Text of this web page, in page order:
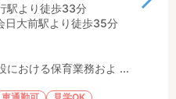
駅より徒歩33分
日大前駅より徒歩35分
における保育業務およ ...